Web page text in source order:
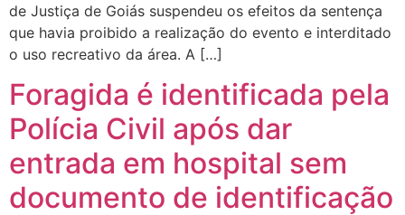
de Justiça de Goiás suspendeu os efeitos da sentença
que havia proibido a realização do evento e interditado
o uso recreativo da área. A […]
Foragida é identificada pela
Polícia Civil após dar
entrada em hospital sem
documento de identificação